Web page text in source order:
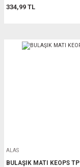
334,99 TL
ALAS
BULAŞIK MATI KEOPS TP